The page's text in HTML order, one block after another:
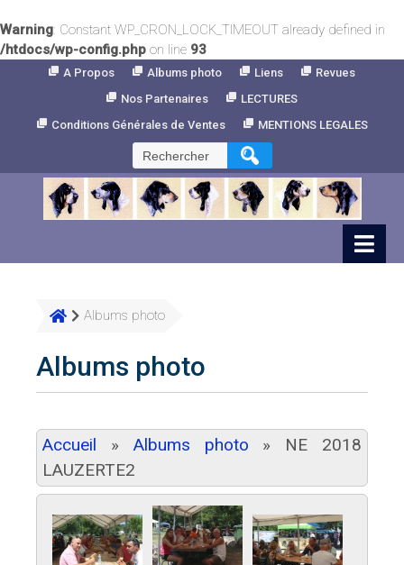
Warning: Constant WP_CRON_LOCK_TIMEOUT already defined in
/htdocs/wp-config.php on line 93
A Propos Albums photo Liens
Revues
Nos Partenaires
LECTURES
Conditions Générales de Ventes
MENTIONS LEGALES
Rechercher :
Albums photo
Albums photo
Accueil » Albums photo » NE 2018
LAUZERTE2